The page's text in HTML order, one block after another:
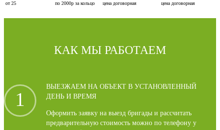
от 25
по 2000р за кольцо цена договорная цена договорная
КАК МЫ РАБОТАЕМ
1
ВЫЕЗЖАЕМ НА ОБЪЕКТ В УСТАНОВЛЕННЫЙ
ДЕНЬ И ВРЕМЯ
Оформить заявку на выезд бригады и рассчитать
предварительную стоимость можно по телефону у